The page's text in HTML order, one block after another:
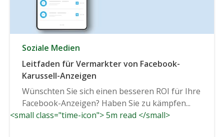
Soziale Medien
Leitfaden für Vermarkter von Facebook-
Karussell-Anzeigen
Wünschten Sie sich einen besseren ROI für Ihre
Facebook-Anzeigen? Haben Sie zu kämpfen...
<small class="time-icon"> 5m read </small>